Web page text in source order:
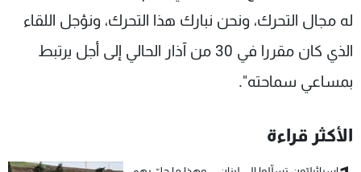
له مجال التحرك، ونحن نبارك هذا التحرك، ونؤجل اللقاء
الذي كان مقررا في 30 من آذار الحالي إلى أجل يرتبط
بمساعي سماحته".
الأكثر قراءة